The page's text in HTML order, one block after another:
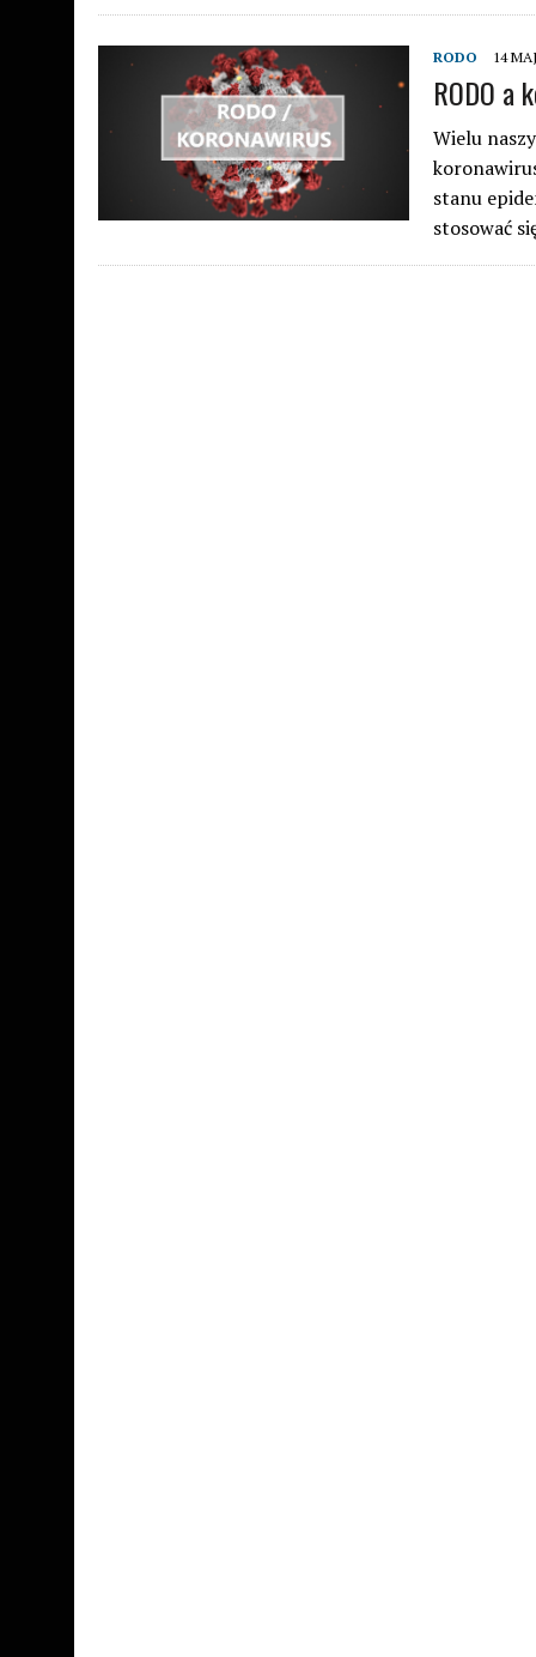
RODO 14
RODO a
Wielu
stanu
stosować